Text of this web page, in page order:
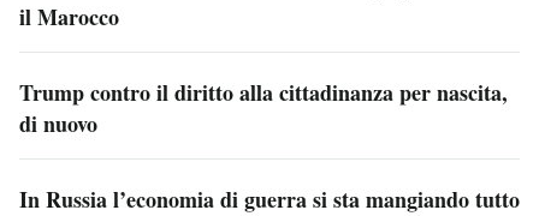
il Marocco
Trump contro il diritto alla cittadinanza per nascita,
di nuovo
In Russia l’economia di guerra si sta mangiando tutto